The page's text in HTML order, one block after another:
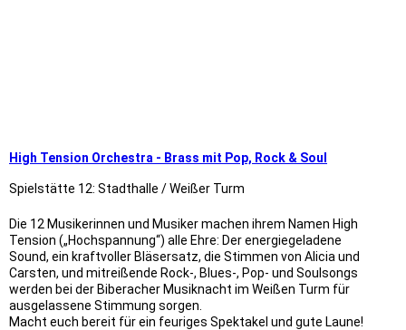
High Tension Orchestra - Brass mit Pop, Rock & Soul
Spielstätte 12: Stadthalle / Weißer Turm
Die 12 Musikerinnen und Musiker machen ihrem Namen High
Tension („Hochspannung“) alle Ehre: Der energiegeladene
Sound, ein kraftvoller Bläsersatz, die Stimmen von Alicia und
Carsten, und mitreißende Rock-, Blues-, Pop- und Soulsongs
werden bei der Biberacher Musiknacht im Weißen Turm für
ausgelassene Stimmung sorgen.
Macht euch bereit für ein feuriges Spektakel und gute Laune!